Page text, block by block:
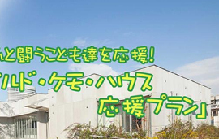
税・サービス料込
会員価格 21,252 円
大人1 名 1
税・サービス料込
合計 26,565円